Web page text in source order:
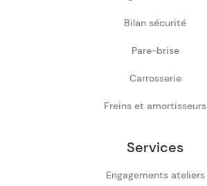
Bilan sécurité
Pare-brise
Carrosserie
Freins et amortisseurs
Services
Engagements ateliers